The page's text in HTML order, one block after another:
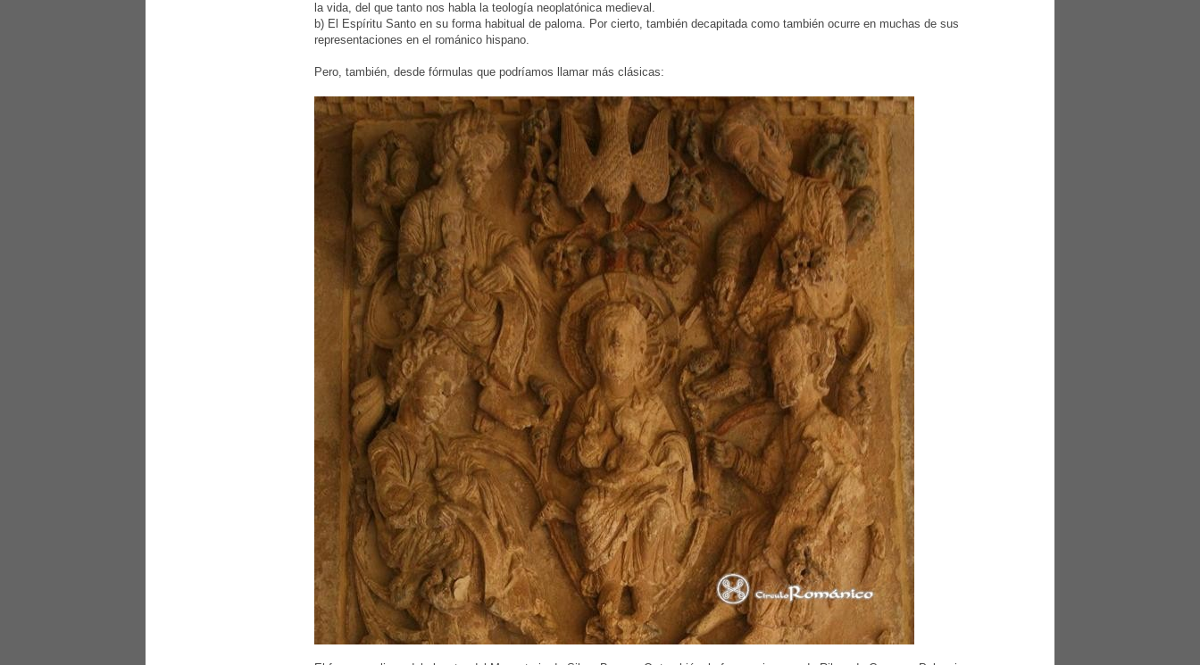
la vida, del que tanto nos habla la teología neoplatónica medieval.
b) El Espíritu Santo en su forma habitual de paloma. Por cierto, también decapitada como también ocurre en muchas de sus
representaciones en el románico hispano.
Pero, también, desde fórmulas que podríamos llamar más clásicas: